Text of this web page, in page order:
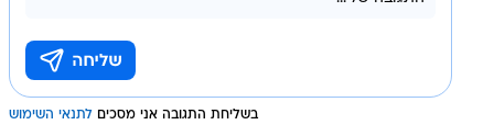
בשליחת התגובה אני מסכים לתנאי השימוש